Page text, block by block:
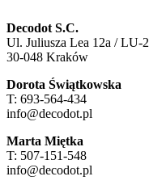
Decodot S.C.
Ul. Juliusza Lea 12a / LU-2
30-048 Kraków
Dorota Świątkowska
T: 693-564-434
info@decodot.pl
Marta Miętka
T: 507-151-548
info@decodot.pl